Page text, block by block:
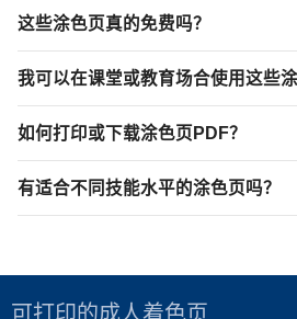
这些涂色页真的免费吗？
我可以在课堂或教育场合使用这些涂
如何打印或下载涂色页PDF？
有适合不同技能水平的涂色页吗？
可打印的成人着色页